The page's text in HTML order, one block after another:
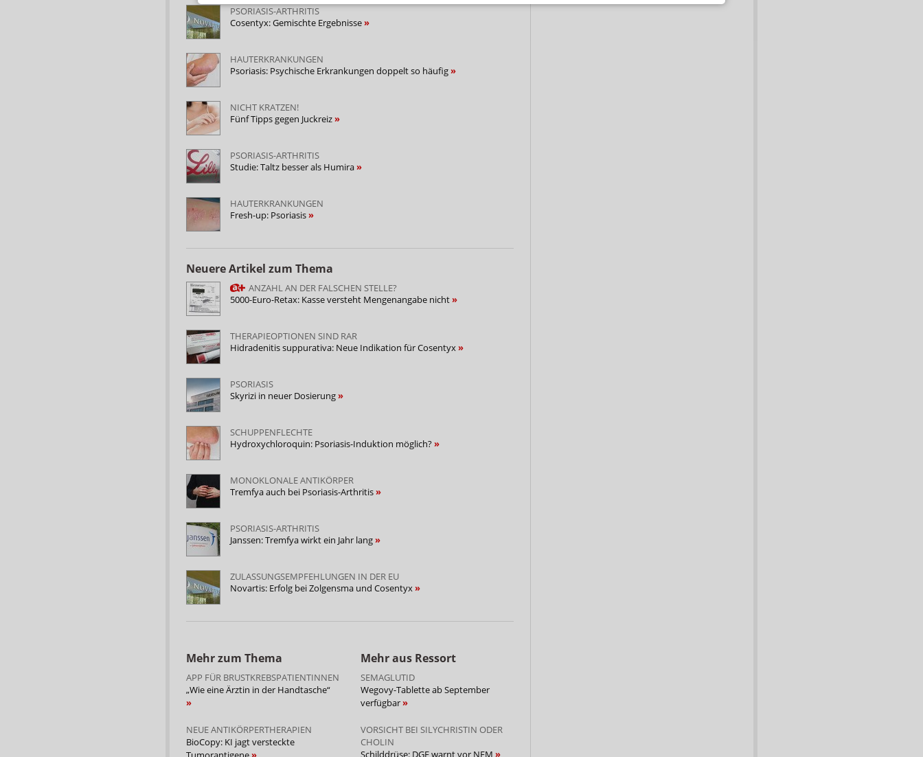
PSORIASIS-ARTHRITIS
Cosentyx: Gemischte Ergebnisse
HAUTERKRANKUNGEN
Psoriasis: Psychische Erkrankungen doppelt so häufig
NICHT KRATZEN!
Fünf Tipps gegen Juckreiz
PSORIASIS-ARTHRITIS
Studie: Taltz besser als Humira
HAUTERKRANKUNGEN
Fresh-up: Psoriasis
Neuere Artikel zum Thema
ANZAHL AN DER FALSCHEN STELLE?
5000-Euro-Retax: Kasse versteht Mengenangabe nicht
THERAPIEOPTIONEN SIND RAR
Hidradenitis suppurativa: Neue Indikation für Cosentyx
PSORIASIS
Skyrizi in neuer Dosierung
SCHUPPENFLECHTE
Hydroxychloroquin: Psoriasis-Induktion möglich?
MONOKLONALE ANTIKÖRPER
Tremfya auch bei Psoriasis-Arthritis
PSORIASIS-ARTHRITIS
Janssen: Tremfya wirkt ein Jahr lang
ZULASSUNGSEMPFEHLUNGEN IN DER EU
Novartis: Erfolg bei Zolgensma und Cosentyx
Mehr zum Thema
APP FÜR BRUSTKREBSPATIENTINNEN
„Wie eine Ärztin in der Handtasche“
NEUE ANTIKÖRPERTHERAPIEN
BioCopy: KI jagt versteckte
Mehr aus Ressort
SEMAGLUTID
Wegovy-Tablette ab September
verfügbar
VORSICHT BEI SILYCHRISTIN ODER
CHOLIN
Schilddrüse: DGE warnt vor NEM